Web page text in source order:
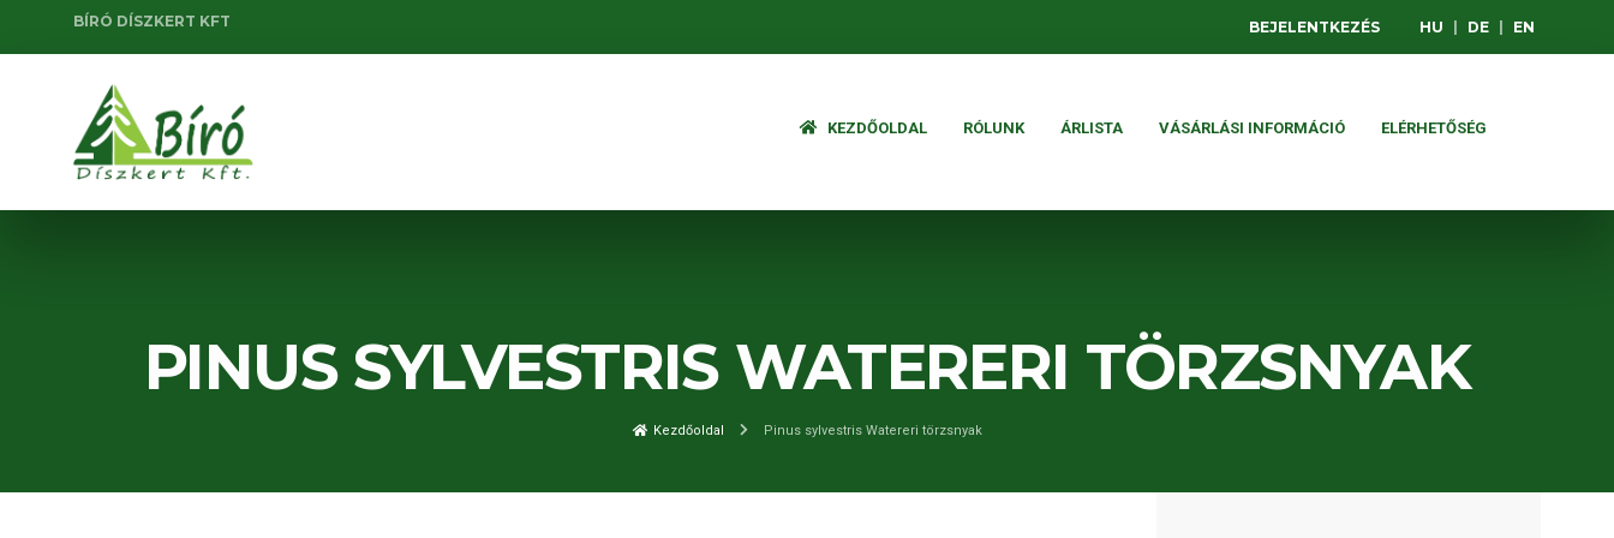
BÍRÓ DÍSZKERT KFT BEJELENTKEZÉS HU DE EN
KEZDŐOLDAL RÓLUNK ÁRLISTA VÁSÁRLÁSI INFORMÁCIÓ ELÉRHETŐSÉG
PINUS SYLVESTRIS WATERERI TÖRZSNYAK
Kezdőoldal Pinus sylvestris Watereri törzsnyak